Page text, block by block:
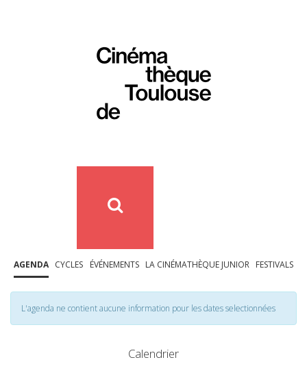
AGENDA CYCLES ÉVÉNEMENTS LA CINÉMATHÈQUE JUNIOR FESTIVALS
L'agenda ne contient aucune information pour les dates selectionnées
Calendrier